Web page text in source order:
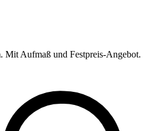
Mit Aufmaß und Festpreis-Angebot.